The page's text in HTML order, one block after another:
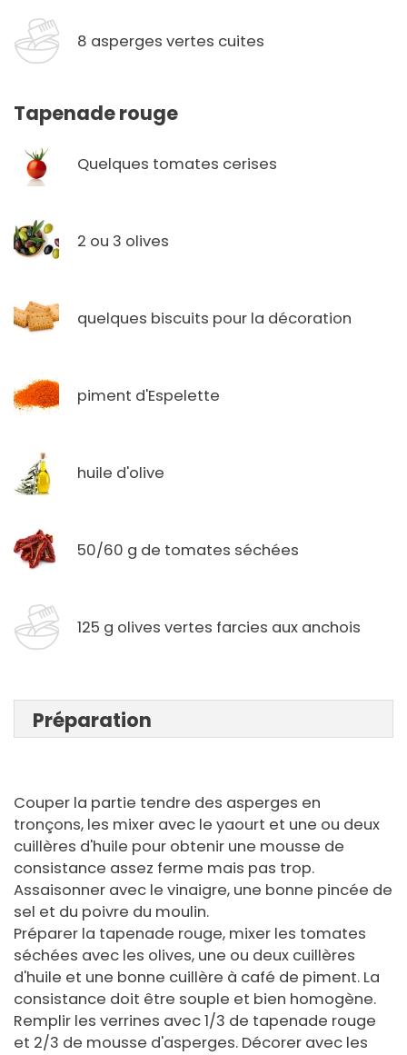
8 asperges vertes cuites
Tapenade rouge
Quelques tomates cerises
2 ou 3 olives
quelques biscuits pour la décoration
piment d'Espelette
huile d'olive
50/60 g de tomates séchées
125 g olives vertes farcies aux anchois
Préparation
Couper la partie tendre des asperges en
tronçons, les mixer avec le yaourt et une ou deux
cuillères d'huile pour obtenir une mousse de
consistance assez ferme mais pas trop.
Assaisonner avec le vinaigre, une bonne pincée de
sel et du poivre du moulin.
Préparer la tapenade rouge, mixer les tomates
séchées avec les olives, une ou deux cuillères
d'huile et une bonne cuillère à café de piment. La
consistance doit être souple et bien homogène.
Remplir les verrines avec 1/3 de tapenade rouge
et 2/3 de mousse d'asperges. Décorer avec les